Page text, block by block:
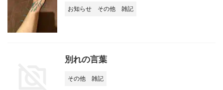
お知らせ その他 雑記
別れの言葉
その他 雑記